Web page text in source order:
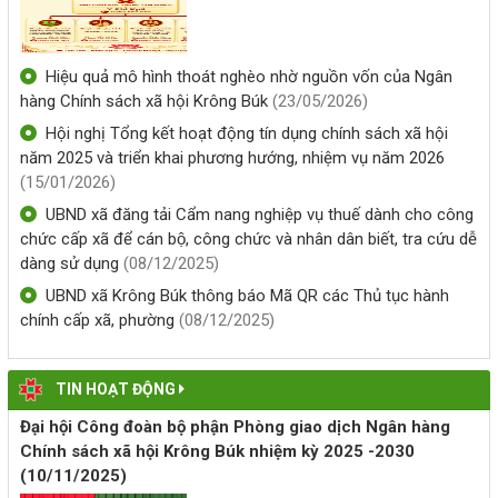
nghèo và các đối tượng chính sách là Hội viên Hội Phụ nữ
xã Krông Búk vươn lên trong cuộc sống
(14/05/2026, 00:00)
Về việc cho thuê nhà do Trung tâm Cung ứng dịch vụ sự
nghiệp công xã Krông Búk quản lý, khai thác
(31/07/2026, 00:00)
Thông báo niêm yết "DANH MỤC CÁC THỦ TỤC HÀNH
CHÍNH ĐƯỢC TIẾP NHẬN VÀ GIẢI QUYẾT TẠI UBND XÃ
KRÔNG BÚK"
(13/07/2026, 00:00)
THÔNG BÁO CÔNG KHAI SỐ ĐIỆN THOẠI ĐƯỜNG DÂY
NÓNG TIẾP NHẬN PHẢN ÁNH, KIẾN NGHỊ VỀ THỰC HIỆN
THỦ TỤC HÀNH CHÍNH XÃ KRÔNG BÚK
(29/06/2026, 00:00)
Đẩy mạnh chuyển đổi số hỗ trợ người dân
Nâng cao hiệu quả chương trình xây dựng nông thôn mới
Những Thác nước đẹp tại huyện Krông Búk Phần 2
Hướng dẫn sử dụng bình chữa cháy
Hoạt họa tuyên truyền cải cách hành chính trên địa bàn tỉnh
Hiệu quả mô hình thoát nghèo nhờ nguồn vốn của Ngân
hàng Chính sách xã hội Krông Búk (23/05/2026)
Hội nghị Tổng kết hoạt động tín dụng chính sách xã hội
năm 2025 và triển khai phương hướng, nhiệm vụ năm 2026
(15/01/2026)
UBND xã đăng tải Cẩm nang nghiệp vụ thuế dành cho công
chức cấp xã để cán bộ, công chức và nhân dân biết, tra cứu dễ
dàng sử dụng (08/12/2025)
UBND xã Krông Búk thông báo Mã QR các Thủ tục hành
chính cấp xã, phường (08/12/2025)
TIN HOẠT ĐỘNG
Đại hội Công đoàn bộ phận Phòng giao dịch Ngân hàng
Chính sách xã hội Krông Búk nhiệm kỳ 2025 -2030
(10/11/2025)